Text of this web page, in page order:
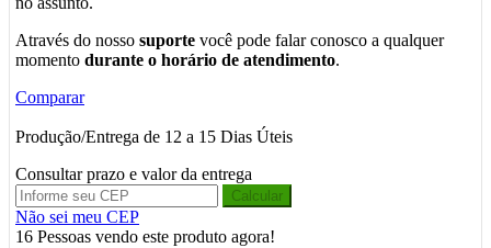
Através do nosso suporte você pode falar conosco a qualquer
momento durante o horário de atendimento.
Comparar
Produção/Entrega de 12 a 15 Dias Úteis
Consultar prazo e valor da entrega
Calcular
Não sei meu CEP
16 Pessoas vendo este produto agora!